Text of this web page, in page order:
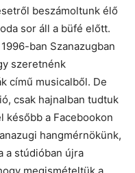
beszámoltunk élő
sor áll a büfé előtt.
ban Szanazugban
szeretnénk
című musicalből. De
csak hajnalban tudtuk
később a Facebookon
hangmérnökünk,
a stúdióban újra